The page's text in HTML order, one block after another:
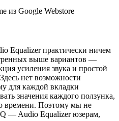
из Google Webstore
Equalizer практически ничем
выше вариантов —
усиления звука и простой
нет возможности
для каждой вкладки
значения каждого ползунка,
времени. Поэтому мы не
— Audio Equalizer юзерам,